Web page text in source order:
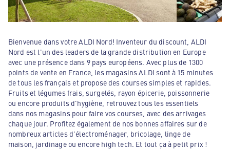
Bienvenue dans votre ALDI Nord! Inventeur du discount, ALDI
Nord est l'un des leaders de la grande distribution en Europe
avec une présence dans 9 pays européens. Avec plus de 1300
points de vente en France, les magasins ALDI sont à 15 minutes
de tous les français et propose des courses simples et rapides.
Fruits et légumes frais, surgelés, rayon épicerie, poissonnerie
ou encore produits d'hygiène, retrouvez tous les essentiels
dans nos magasins pour faire vos courses, avec des arrivages
chaque jour. Profitez également de nos bonnes affaires sur de
nombreux articles d'électroménager, bricolage, linge de
maison, jardinage ou encore high tech. Et tout ça à petit prix !